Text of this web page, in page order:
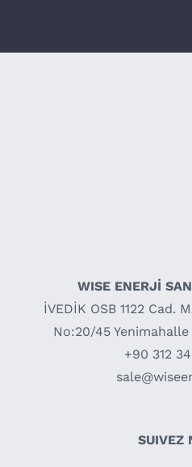
WISE ENERJİ
İVEDİK OSB 1122 Cad.
No:20/45 Yenimahalle
+90 312
SUIVEZ